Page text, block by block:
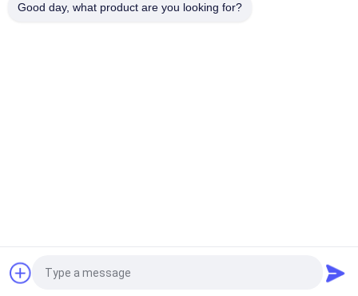
Demandez un devis
Good day, what product are you looking for?